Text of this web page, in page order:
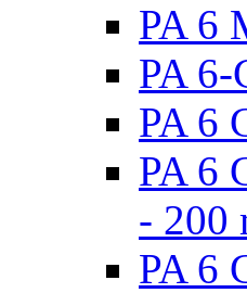
PA 6
PA
PA 6
PA 6
- 200
PA 6